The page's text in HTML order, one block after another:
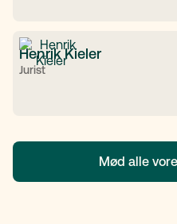
Henrik Kieler
Jurist
Mød alle